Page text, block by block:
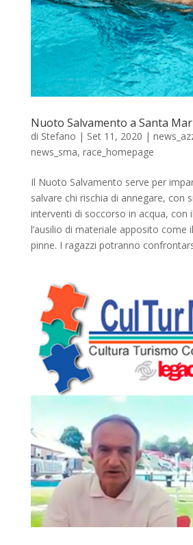
Nuoto Salvamento a Santa
di Stefano | Set 11, 2020 |
news_sma, race_homepage
Il Nuoto Salvamento serve per
salvare chi rischia di annegare, con
interventi di soccorso in acqua, con
l’ausilio di materiale apposito come
pinne. I ragazzi potranno